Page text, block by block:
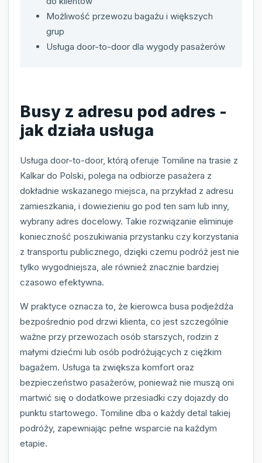
Możliwość przewozu bagażu i większych
grup
Usługa door-to-door dla wygody pasażerów
Busy z adresu pod adres -
jak działa usługa
Usługa door-to-door, którą oferuje Tomiline na trasie z
Kalkar do Polski, polega na odbiorze pasażera z
dokładnie wskazanego miejsca, na przykład z adresu
zamieszkania, i dowiezieniu go pod ten sam lub inny,
wybrany adres docelowy. Takie rozwiązanie eliminuje
konieczność poszukiwania przystanku czy korzystania
z transportu publicznego, dzięki czemu podróż jest nie
tylko wygodniejsza, ale również znacznie bardziej
czasowo efektywna.
W praktyce oznacza to, że kierowca busa podjeżdża
bezpośrednio pod drzwi klienta, co jest szczególnie
ważne przy przewozach osób starszych, rodzin z
małymi dziećmi lub osób podróżujących z ciężkim
bagażem. Usługa ta zwiększa komfort oraz
bezpieczeństwo pasażerów, ponieważ nie muszą oni
martwić się o dodatkowe przesiadki czy dojazdy do
punktu startowego. Tomiline dba o każdy detal takiej
podróży, zapewniając pełne wsparcie na każdym
etapie.